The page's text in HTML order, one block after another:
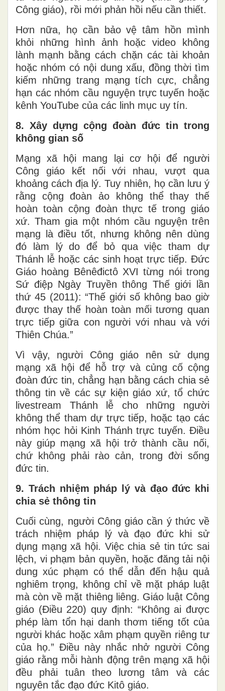
Công giáo), rồi mới phản hồi nếu cần thiết.
Hơn nữa, họ cần bảo vệ tâm hồn mình
khỏi những hình ảnh hoặc video không
lành mạnh bằng cách chặn các tài khoản
hoặc nhóm có nội dung xấu, đồng thời tìm
kiếm những trang mạng tích cực, chẳng
hạn các nhóm cầu nguyện trực tuyến hoặc
kênh YouTube của các linh mục uy tín.
8. Xây dựng cộng đoàn đức tin trong
không gian số
Mạng xã hội mang lại cơ hội để người
Công giáo kết nối với nhau, vượt qua
khoảng cách địa lý. Tuy nhiên, họ cần lưu ý
rằng cộng đoàn ảo không thể thay thế
hoàn toàn cộng đoàn thực tế trong giáo
xứ. Tham gia một nhóm cầu nguyện trên
mạng là điều tốt, nhưng không nên dùng
đó làm lý do để bỏ qua việc tham dự
Thánh lễ hoặc các sinh hoạt trực tiếp. Đức
Giáo hoàng Bênêđictô XVI từng nói trong
Sứ điệp Ngày Truyền thông Thế giới lần
thứ 45 (2011): “Thế giới số không bao giờ
được thay thế hoàn toàn mối tương quan
trực tiếp giữa con người với nhau và với
Thiên Chúa.”
Vì vậy, người Công giáo nên sử dụng
mạng xã hội để hỗ trợ và củng cố cộng
đoàn đức tin, chẳng hạn bằng cách chia sẻ
thông tin về các sự kiện giáo xứ, tổ chức
livestream Thánh lễ cho những người
không thể tham dự trực tiếp, hoặc tạo các
nhóm học hỏi Kinh Thánh trực tuyến. Điều
này giúp mạng xã hội trở thành cầu nối,
chứ không phải rào cản, trong đời sống
đức tin.
9. Trách nhiệm pháp lý và đạo đức khi
chia sẻ thông tin
Cuối cùng, người Công giáo cần ý thức về
trách nhiệm pháp lý và đạo đức khi sử
dụng mạng xã hội. Việc chia sẻ tin tức sai
lệch, vi phạm bản quyền, hoặc đăng tải nội
dung xúc phạm có thể dẫn đến hậu quả
nghiêm trọng, không chỉ về mặt pháp luật
mà còn về mặt thiêng liêng. Giáo luật Công
giáo (Điều 220) quy định: “Không ai được
phép làm tổn hại danh thơm tiếng tốt của
người khác hoặc xâm phạm quyền riêng tư
của họ.” Điều này nhắc nhở người Công
giáo rằng mỗi hành động trên mạng xã hội
đều phải tuân theo lương tâm và các
nguyên tắc đạo đức Kitô giáo.